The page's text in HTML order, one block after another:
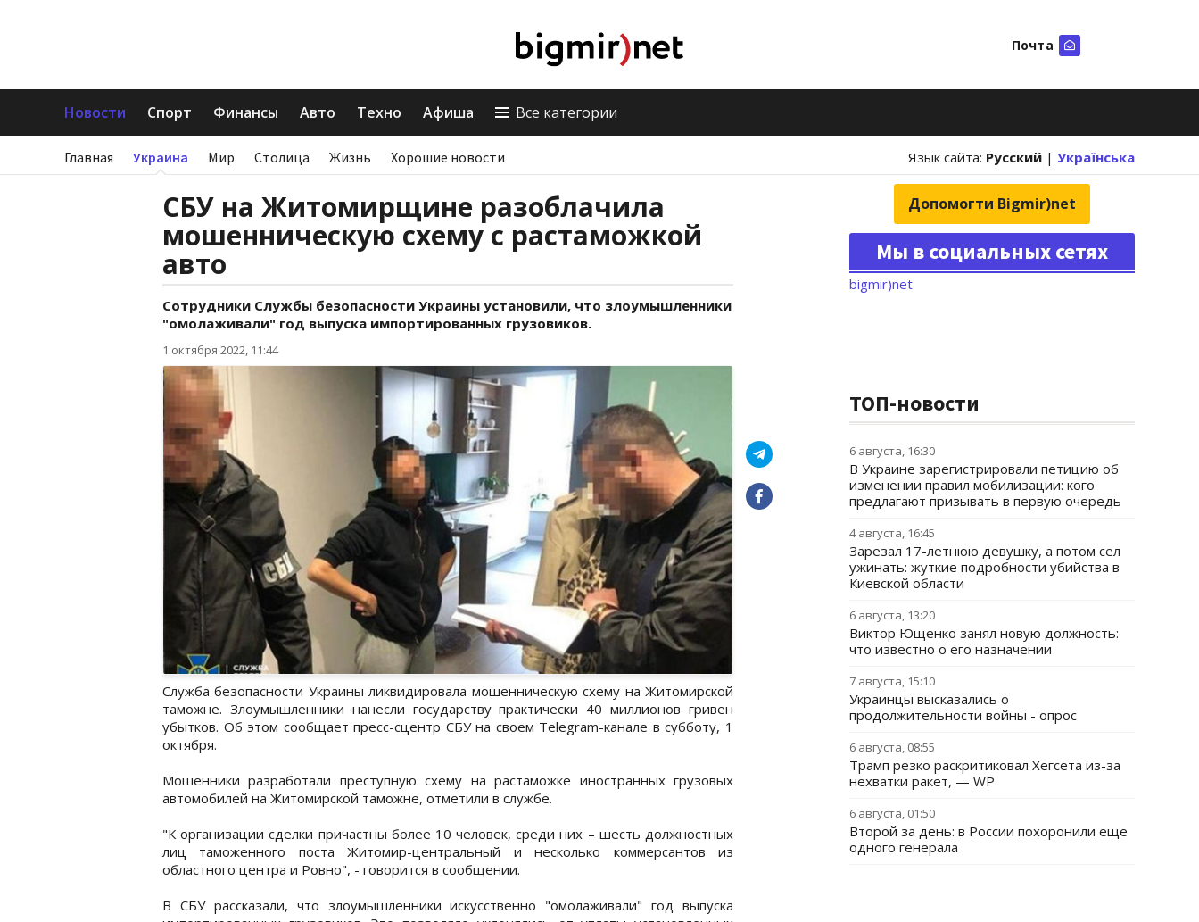
Почта
Новости Спорт Финансы Авто Техно Афиша Все категории
Главная Украина Мир Столица Жизнь Хорошие новости Язык сайта: Русский | Українська
СБУ на Житомирщине разоблачила
мошенническую схему с растаможкой
авто
Сотрудники Службы безопасности Украины установили, что злоумышленники
"омолаживали" год выпуска импортированных грузовиков.
1 октября 2022, 11:44
Служба безопасности Украины ликвидировала мошенническую схему на Житомирской
таможне. Злоумышленники нанесли государству практически 40 миллионов гривен
убытков. Об этом сообщает пресс-сцентр СБУ на своем Telegram-канале в субботу, 1
октября.
Мошенники разработали преступную схему на растаможке иностранных грузовых
автомобилей на Житомирской таможне, отметили в службе.
"К организации сделки причастны более 10 человек, среди них – шесть должностных
лиц таможенного поста Житомир-центральный и несколько коммерсантов из
областного центра и Ровно", - говорится в сообщении.
В СБУ рассказали, что злоумышленники искусственно "омолаживали" год выпуска
Допомогти Bigmir)net
Мы в социальных сетях
bigmir)net
ТОП-новости
6 августа, 16:30
В Украине зарегистрировали петицию об
изменении правил мобилизации: кого
предлагают призывать в первую очередь
4 августа, 16:45
Зарезал 17-летнюю девушку, а потом сел
ужинать: жуткие подробности убийства в
Киевской области
6 августа, 13:20
Виктор Ющенко занял новую должность:
что известно о его назначении
7 августа, 15:10
Украинцы высказались о
продолжительности войны - опрос
6 августа, 08:55
Трамп резко раскритиковал Хегсета из-за
нехватки ракет, — WP
6 августа, 01:50
Второй за день: в России похоронили еще
одного генерала